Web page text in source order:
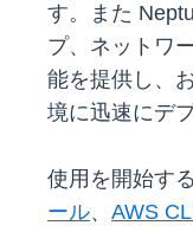
す。また
プ、ネットワ
能を提供し、
境に迅速にデ
使用を開始す
ール、 AWS